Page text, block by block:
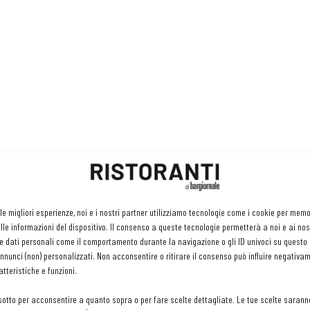
migliori esperienze, noi e i nostri partner utilizziamo tecnologie come i cookie per
informazioni del dispositivo. Il consenso a queste tecnologie permetterà a noi e ai
dati personali come il comportamento durante la navigazione o gli ID univoci su
(non) personalizzati. Non acconsentire o ritirare il consenso può influire
e funzioni.
per acconsentire a quanto sopra o per fare scelte dettagliate. Le tue scelte